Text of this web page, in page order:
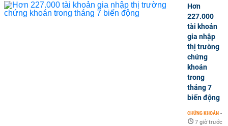
Hơn
227.000
tài khoản
gia nhập
thị trường
chứng
khoán
trong
tháng 7
biến động
CHỨNG KHOÁN -
7 giờ trước